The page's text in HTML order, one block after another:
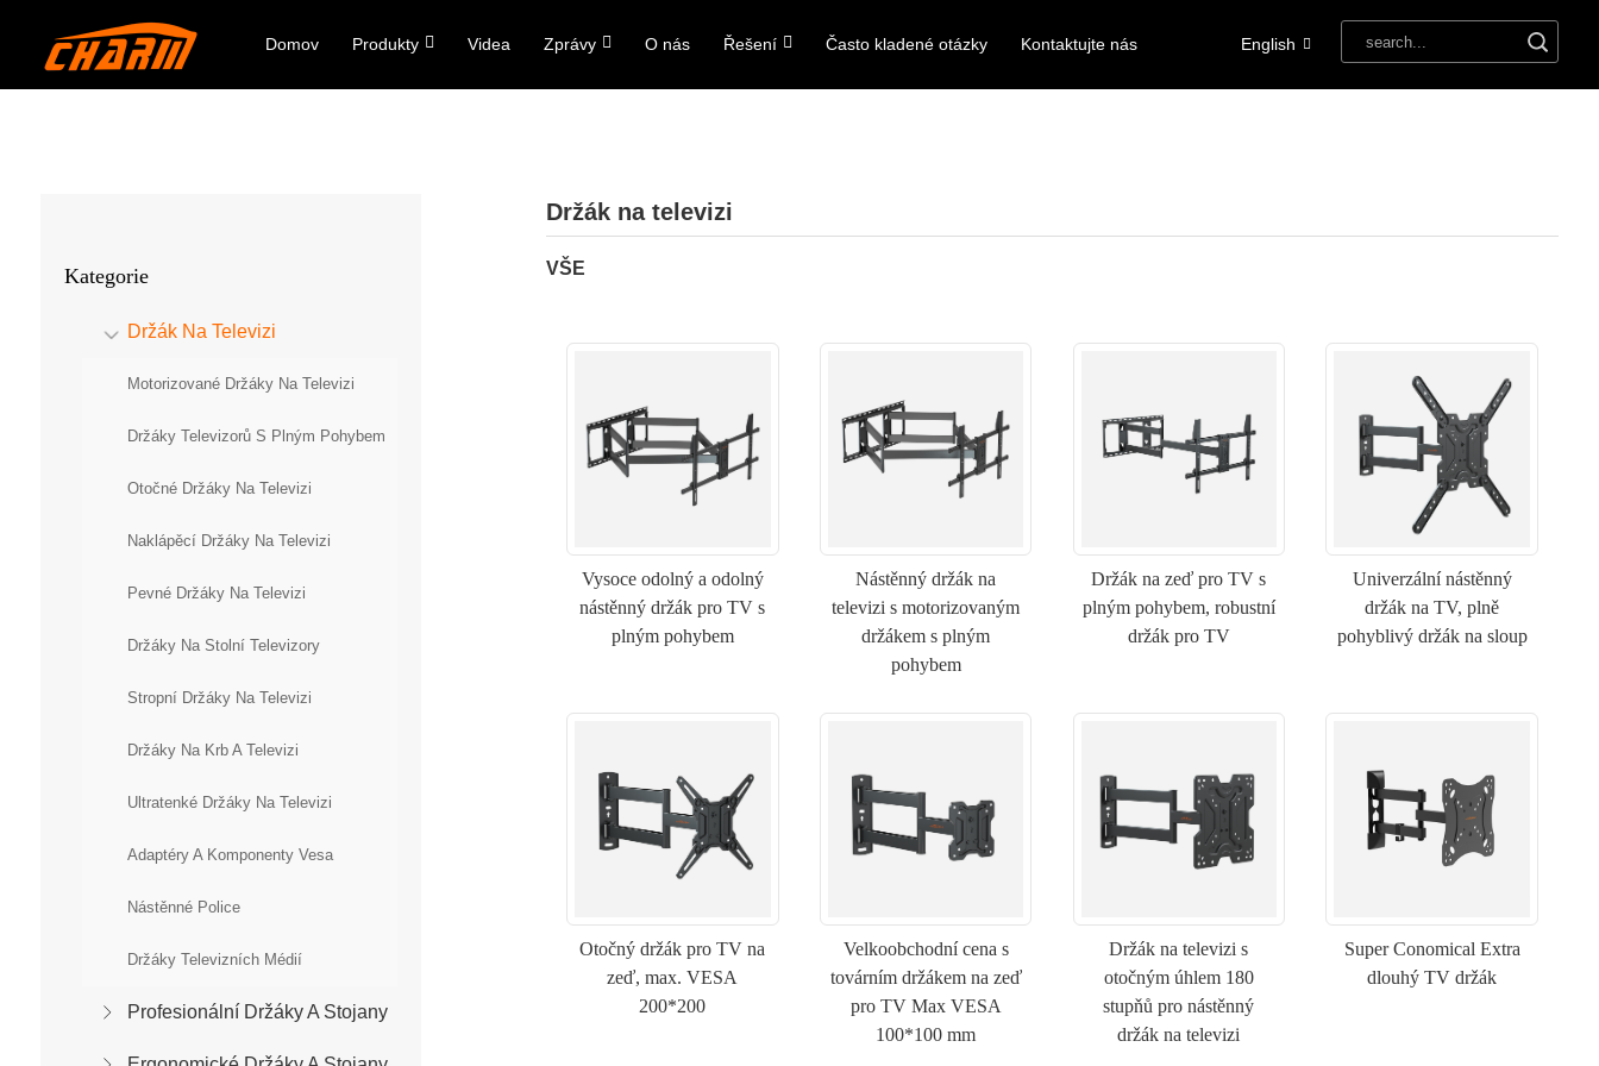
Domov Produkty Videa Zprávy O nás Řešení Často kladené otázky Kontaktujte nás English
Kategorie
Držák Na Televizi
Motorizované Držáky Na Televizi
Držáky Televizorů S Plným Pohybem
Otočné Držáky Na Televizi
Naklápěcí Držáky Na Televizi
Pevné Držáky Na Televizi
Držáky Na Stolní Televizory
Stropní Držáky Na Televizi
Držáky Na Krb A Televizi
Ultratenké Držáky Na Televizi
Adaptéry A Komponenty Vesa
Nástěnné Police
Držáky Televizních Médií
Profesionální Držáky A Stojany
Držák na televizi
VŠE
Vysoce odolný a odolný
nástěnný držák pro TV s
plným pohybem
Nástěnný držák na
televizi s motorizovaným
držákem s plným
pohybem
Držák na zeď pro TV s
plným pohybem, robustní
držák pro TV
Univerzální nástěnný
držák na TV, plně
pohyblivý držák na sloup
Otočný držák pro TV na
zeď, max. VESA
200*200
Velkoobchodní cena s
továrním držákem na zeď
pro TV Max VESA
100*100 mm
Držák na televizi s
otočným úhlem 180
stupňů pro nástěnný
držák na televizi
Super Conomical Extra
dlouhý TV držák